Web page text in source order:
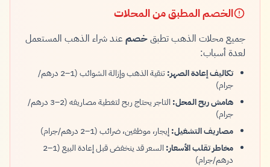
الخصم المطبق من المحلات
جميع محلات الذهب تطبقخصمعند شراء الذهب المستعمل
لعدة أسباب:
تكاليف إعادة الصهر:
تنقية الذهب وإزالة الشوائب (1–2 درهم/
جرام)
هامش ربح المحل:
التاجر يحتاج ربح لتغطية مصاريفه (2–3 درهم/
جرام)
مصاريف التشغيل: إيجار، موظفين، ضرائب (1–2 درهم/جرام)
مخاطر تقلب الأسعار:
السعر قد ينخفض قبل إعادة البيع (1–2
درهم/جرام)